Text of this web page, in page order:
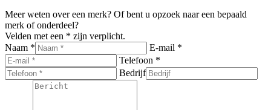
Meer weten over een merk? Of bent u opzoek naar een bepaald
merk of onderdeel?
Velden met een * zijn verplicht.
Naam *
E-mail *
Telefoon *
Bedrijf